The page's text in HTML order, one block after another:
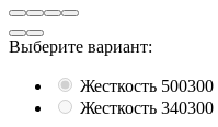
Выберите вариант:
Жесткость 500300
Жесткость 340300